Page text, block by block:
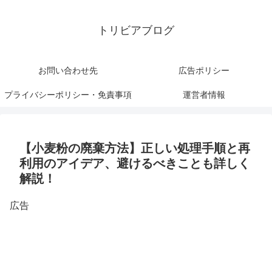
トリビアブログ
お問い合わせ先 広告ポリシー
プライバシーポリシー・免責事項 運営者情報
【小麦粉の廃棄方法】正しい処理手順と再
利用のアイデア、避けるべきことも詳しく
解説！
広告